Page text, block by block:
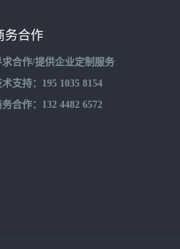
务合作
求合作/提供企业定制服务
支持：195 1035 8154
务合作：132 4482 6572